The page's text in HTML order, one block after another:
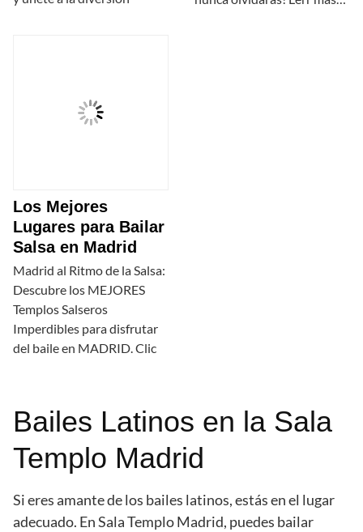
Los Mejores
Lugares para Bailar
Salsa en Madrid
Madrid al Ritmo de la Salsa:
Descubre los MEJORES
Templos Salseros
Imperdibles para disfrutar
del baile en MADRID. Clic
Bailes Latinos en la Sala
Templo Madrid
Si eres amante de los bailes latinos, estás en el lugar
adecuado. En Sala Templo Madrid, puedes bailar